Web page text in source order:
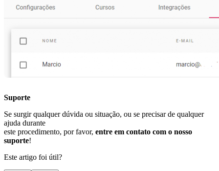
Suporte
Se surgir qualquer dúvida ou situação, ou se precisar de qualquer
ajuda durante
este procedimento, por favor, entre em contato com o nosso
suporte!
Este artigo foi útil?